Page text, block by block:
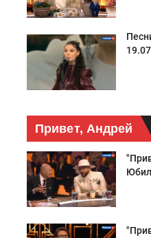
Привет, Андрей